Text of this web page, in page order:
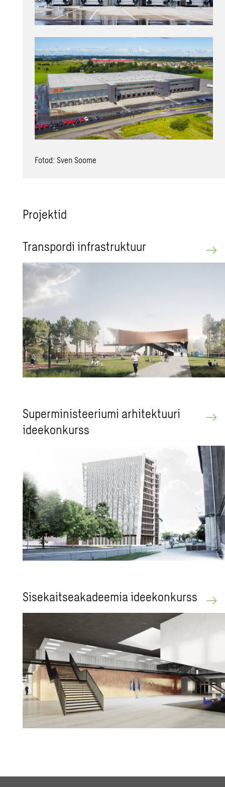
Fotod: Sven Soome
Projektid
Transpordi infrastruktuur
Superministeeriumi arhitektuuri
ideekonkurss
Sisekaitseakadeemia ideekonkurss